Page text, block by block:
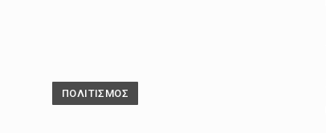
ΠΟΛΙΤΙΣΜΟΣ